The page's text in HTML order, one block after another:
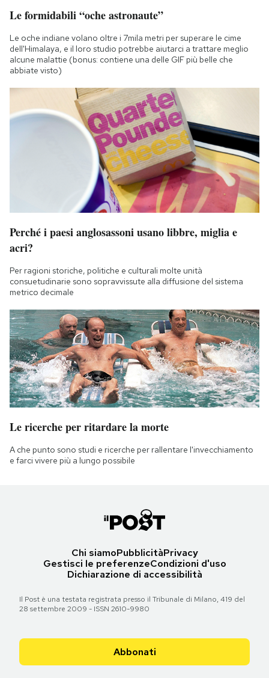
Le formidabili “oche astronaute”
Le oche indiane volano oltre i 7mila metri per superare le cime
dell'Himalaya, e il loro studio potrebbe aiutarci a trattare meglio
alcune malattie (bonus: contiene una delle GIF più belle che
abbiate visto)
Perché i paesi anglosassoni usano libbre, miglia e
acri?
Per ragioni storiche, politiche e culturali molte unità
consuetudinarie sono sopravvissute alla diffusione del sistema
metrico decimale
Le ricerche per ritardare la morte
A che punto sono studi e ricerche per rallentare l'invecchiamento
e farci vivere più a lungo possibile
Chi siamoPubblicitàPrivacy
Gestisci le preferenzeCondizioni d'uso
Dichiarazione di accessibilità
Il Post è una testata registrata presso il Tribunale di Milano, 419 del
28 settembre 2009 - ISSN 2610-9980
Abbonati